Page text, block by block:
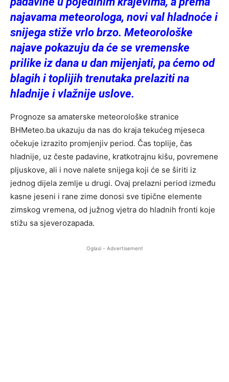
najavama meteorologa, novi val hladnoće i
snijega stiže vrlo brzo. Meteorološke
najave pokazuju da će se vremenske
prilike iz dana u dan mijenjati, pa ćemo od
blagih i toplijih trenutaka prelaziti na
hladnije i vlažnije uslove.
Prognoze sa amaterske meteorološke stranice
BHMeteo.ba ukazuju da nas do kraja tekućeg mjeseca
očekuje izrazito promjenjiv period. Čas toplije, čas
hladnije, uz česte padavine, kratkotrajnu kišu, povremene
pljuskove, ali i nove nalete snijega koji će se širiti iz
jednog dijela zemlje u drugi. Ovaj prelazni period između
kasne jeseni i rane zime donosi sve tipične elemente
zimskog vremena, od južnog vjetra do hladnih fronti koje
stižu sa sjeverozapada.
Oglasi - Advertisement